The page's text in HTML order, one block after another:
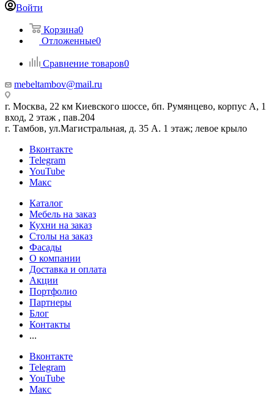
Войти
Корзина0
Отложенные0
Сравнение товаров0
mebeltambov@mail.ru
г. Москва, 22 км Киевского шоссе, бп. Румянцево, корпус А, 1
вход, 2 этаж , пав.204
г. Тамбов, ул.Магистральная, д. 35 А. 1 этаж; левое крыло
Вконтакте
Telegram
YouTube
Макс
Каталог
Мебель на заказ
Кухни на заказ
Столы на заказ
Фасады
О компании
Доставка и оплата
Акции
Портфолио
Партнеры
Блог
Контакты
...
Вконтакте
Telegram
YouTube
Макс